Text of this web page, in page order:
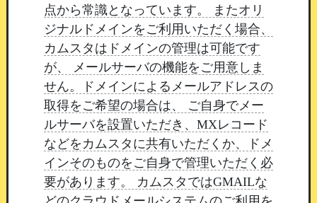
まいります。引き続きカムスタをよろしくお願い
いたします。
更新
出勤プッシュ通知の文言修正と通知設定の
追加
26/07/29 13:20
平素よりカムスタをご利用いただき、誠にありが
とうございます。このたび、マイページの出勤プ
ッシュ通知について、通知文言の修正と設定項目
点から常識となっています。 またオリ
ジナルドメインをご利用いただく場合、
カムスタはドメインの管理は可能です
が、 メールサーバの機能をご用意しま
せん。ドメインによるメールアドレスの
取得をご希望の場合は、 ご自身でメー
ルサーバを設置いただき、MXレコード
などをカムスタに共有いただくか、ドメ
インそのものをご自身で管理いただく必
要があります。 カムスタではGMAILな